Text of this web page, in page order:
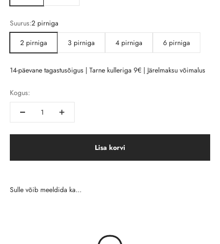
Suurus:2 pirniga
2 pirniga
3 pirniga 4 pirniga 6 pirniga
14-päevane tagastusõigus | Tarne kulleriga 9€ | Järelmaksu võimalus
Kogus:
Lisa korvi